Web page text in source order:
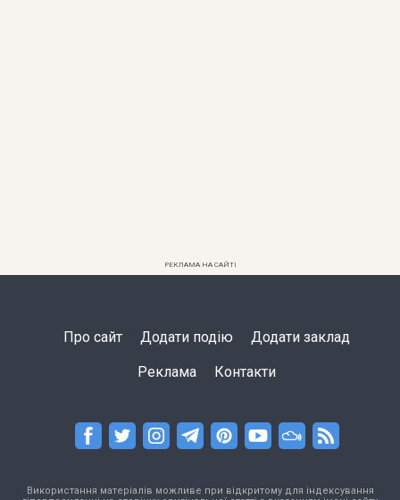
РЕКЛАМА НА САЙТІ
Про сайт Додати подію Додати заклад
Реклама Контакти
Використання матеріалів можливе при відкритому для індексування